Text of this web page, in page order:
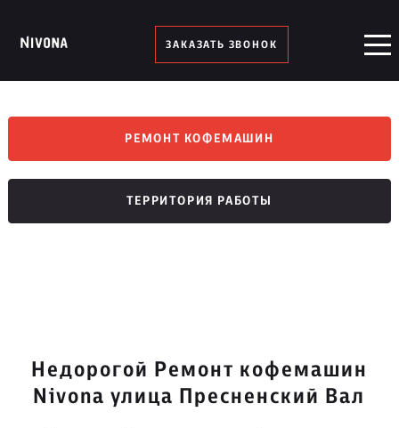
ЗАКАЗАТЬ ЗВОНОК
РЕМОНТ КОФЕМАШИН
ТЕРРИТОРИЯ РАБОТЫ
Недорогой Ремонт кофемашин
Nivona улица Пресненский Вал